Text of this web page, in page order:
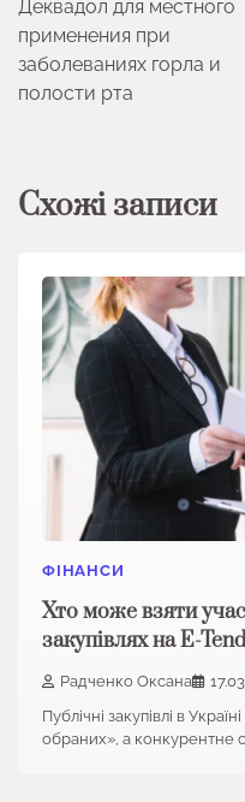
Деквадол для местного
применения при
заболеваниях горла и
полости рта
Схожі записи
ФІНАНСИ
Хто може взяти
закупівлях на E-
Радченко Оксана
Публічні закупівлі в
обраних», а конкурентне